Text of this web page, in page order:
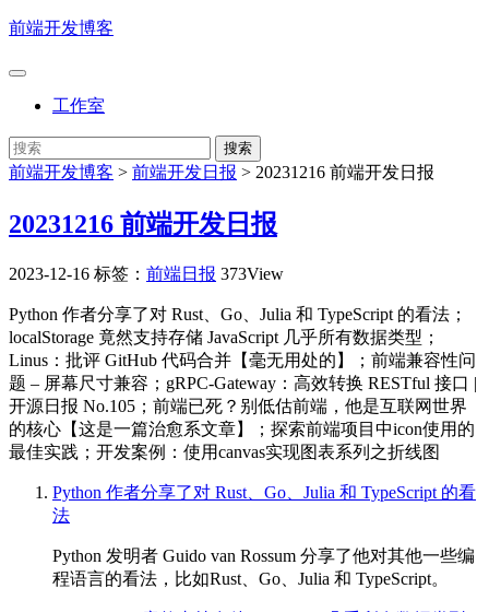
前端开发博客
工作室
前端开发博客 > 前端开发日报 > 20231216 前端开发日报
20231216 前端开发日报
2023-12-16 标签： 前端日报 373View
Python 作者分享了对 Rust、Go、Julia 和 TypeScript 的看法；
localStorage 竟然支持存储 JavaScript 几乎所有数据类型；
Linus：批评 GitHub 代码合并【毫无用处的】；前端兼容性问
题 – 屏幕尺寸兼容；gRPC-Gateway：高效转换 RESTful 接口 |
开源日报 No.105；前端已死？别低估前端，他是互联网世界
的核心【这是一篇治愈系文章】；探索前端项目中icon使用的
最佳实践；开发案例：使用canvas实现图表系列之折线图
Python 作者分享了对 Rust、Go、Julia 和 TypeScript 的看
法
Python 发明者 Guido van Rossum 分享了他对其他一些编
程语言的看法，比如Rust、Go、Julia 和 TypeScript。